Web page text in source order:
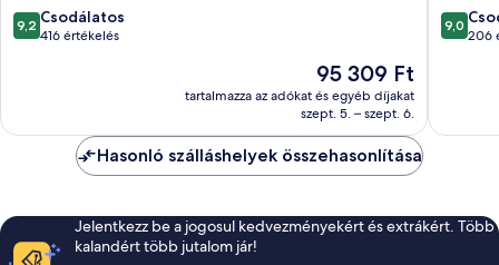
9.2
ennyiből:
9,2 Csodálatos
416 értékelés
Az
ár
95 309 Ft
95 309 Ft
tartalmazza az adókat és egyéb díjakat
szept. 5. – szept. 6.
9.0
9,0
206
Hasonló szálláshelyek összehasonlítása
Jelentkezz be a jogosul kedvezményekért és extrákért. Több
kalandért több jutalom jár!